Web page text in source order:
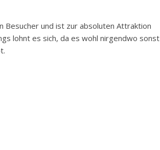
Besucher und ist zur absoluten Attraktion
lohnt es sich, da es wohl nirgendwo sonst